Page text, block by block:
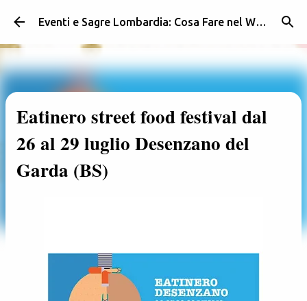
Passa ai contenuti principali Eventi e Sagre Lombardia: Cosa Fare nel Weekend | Weekendidea
Eatinero street food festival dal
26 al 29 luglio Desenzano del
Garda (BS)